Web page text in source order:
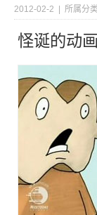
2012-02-2 | 所属分
怪诞的动画